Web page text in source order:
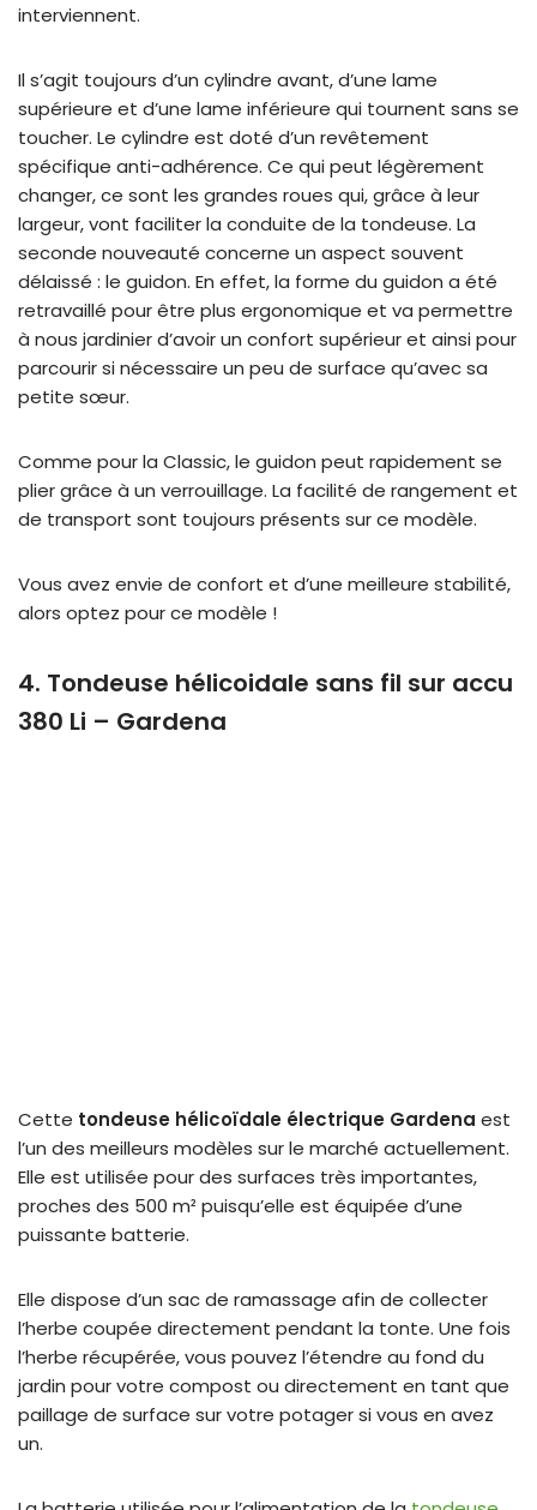
interviennent.
Il s’agit toujours d’un cylindre avant, d’une lame
supérieure et d’une lame inférieure qui tournent sans se
toucher. Le cylindre est doté d’un revêtement
spécifique anti-adhérence. Ce qui peut légèrement
changer, ce sont les grandes roues qui, grâce à leur
largeur, vont faciliter la conduite de la tondeuse. La
seconde nouveauté concerne un aspect souvent
délaissé : le guidon. En effet, la forme du guidon a été
retravaillé pour être plus ergonomique et va permettre
à nous jardinier d’avoir un confort supérieur et ainsi pour
parcourir si nécessaire un peu de surface qu’avec sa
petite sœur.
Comme pour la Classic, le guidon peut rapidement se
plier grâce à un verrouillage. La facilité de rangement et
de transport sont toujours présents sur ce modèle.
Vous avez envie de confort et d’une meilleure stabilité,
alors optez pour ce modèle !
4. Tondeuse hélicoidale sans fil sur accu
380 Li – Gardena
Cette tondeuse hélicoïdale électrique Gardena est
l’un des meilleurs modèles sur le marché actuellement.
Elle est utilisée pour des surfaces très importantes,
proches des 500 m² puisqu’elle est équipée d’une
puissante batterie.
Elle dispose d’un sac de ramassage afin de collecter
l’herbe coupée directement pendant la tonte. Une fois
l’herbe récupérée, vous pouvez l’étendre au fond du
jardin pour votre compost ou directement en tant que
paillage de surface sur votre potager si vous en avez
un.